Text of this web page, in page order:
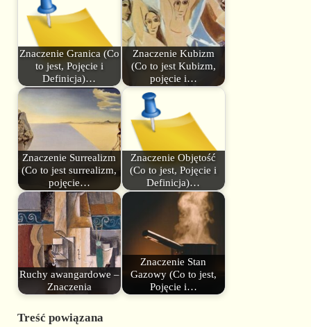
Znaczenie Granica (Co
to jest, Pojęcie i
Definicja)…
Znaczenie Kubizm
(Co to jest Kubizm,
pojęcie i…
Znaczenie Surrealizm
(Co to jest surrealizm,
pojęcie…
Znaczenie Objętość
(Co to jest, Pojęcie i
Definicja)…
Ruchy awangardowe –
Znaczenia
Znaczenie Stan
Gazowy (Co to jest,
Pojęcie i…
Treść powiązana